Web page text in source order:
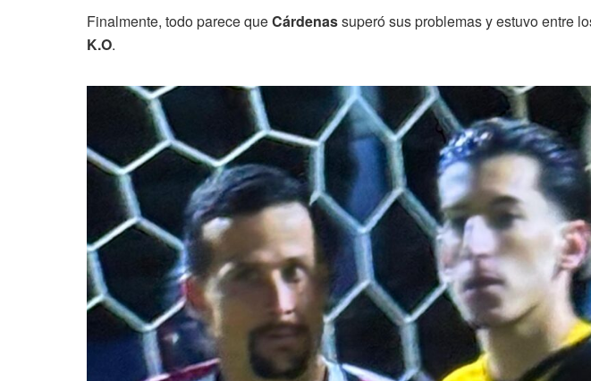
Finalmente, todo parece queCárdenassuperó sus problemas y estuvo entre
K.O.